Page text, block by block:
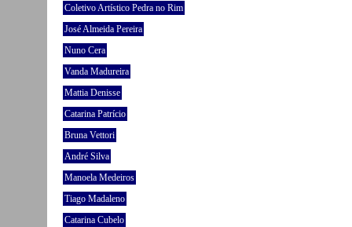
Coletivo Artístico Pedra no Rim
José Almeida Pereira
Nuno Cera
Vanda Madureira
Mattia Denisse
Catarina Patrício
Bruna Vettori
André Silva
Manoela Medeiros
Tiago Madaleno
Catarina Cubelo